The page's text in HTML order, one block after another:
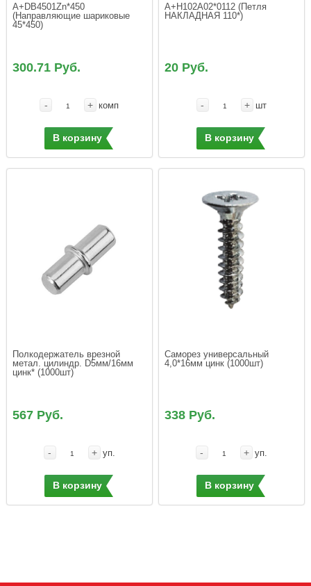
A+DB4501Zn*450
(Направляющие шариковые
300.71 Руб.
- + комп
В корзину
A+H102A02*0112 (Петля
НАКЛАДНАЯ 110*)
20 Руб.
- + шт
В корзину
Полкодержатель врезной
метал. цилиндр. D5мм/16мм
цинк* (1000шт)
567 Руб.
- + уп.
В корзину
Саморез универсальный
4,0*16мм цинк (1000шт)
338 Руб.
- + уп.
В корзину